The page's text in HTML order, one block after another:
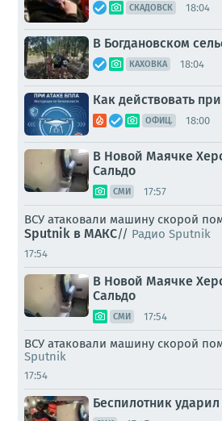
СКАДОВСК 18:04
В Богдановском
КАХОВКА 18:04
Как действовать
ОФИЦ. 18:00
В Новой Маячке
Сальдо
СМИ 17:57
ВСУ атаковали машину скорой
Sputnik в MAКС// Радио Sputnik
17:54
В Новой Маячке
Сальдо
СМИ 17:54
ВСУ атаковали машину скорой
Sputnik
17:54
Беспилотник